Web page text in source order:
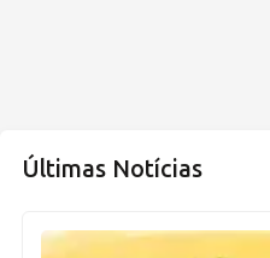
Últimas Notícias